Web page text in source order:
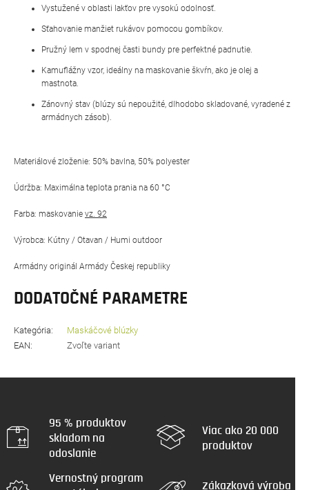
Vystužené v oblasti lakťov pre vysokú odolnosť.
Sťahovanie manžiet rukávov pomocou gombíkov.
Pružný lem v spodnej časti bundy pre perfektné padnutie.
Kamuflážny vzor, ideálny na maskovanie škvŕn, ako je olej a
mastnota.
Zánovný stav (blúzy sú nepoužité, dlhodobo skladované, vyradené z
armádnych zásob).
Materiálové zloženie: 50% bavlna, 50% polyester
Údržba: Maximálna teplota prania na 60 °C
Farba: maskovanie vz. 92
Výrobca: Kútny / Otavan / Humi outdoor
Armádny originál Armády Českej republiky
DODATOČNÉ PARAMETRE
Kategória:
Maskáčové blúzky
EAN: Zvoľte variant
95 % produktov
skladom na
odoslanie
Viac ako 20 000
produktov
Vernostný program
Zákazková výroba